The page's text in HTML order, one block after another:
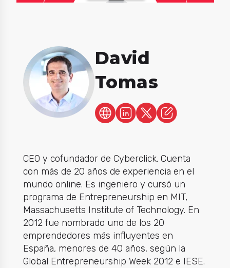
David
Tomas
CEO y cofundador de Cyberclick. Cuenta
con más de 20 años de experiencia en el
mundo online. Es ingeniero y cursó un
programa de Entrepreneurship en MIT,
Massachusetts Institute of Technology. En
2012 fue nombrado uno de los 20
emprendedores más influyentes en
España, menores de 40 años, según la
Global Entrepreneurship Week 2012 e IESE.